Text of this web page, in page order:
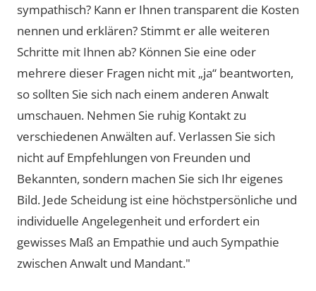
sympathisch? Kann er Ihnen transparent die Kosten
nennen und erklären? Stimmt er alle weiteren
Schritte mit Ihnen ab? Können Sie eine oder
mehrere dieser Fragen nicht mit „ja“ beantworten,
so sollten Sie sich nach einem anderen Anwalt
umschauen. Nehmen Sie ruhig Kontakt zu
verschiedenen Anwälten auf. Verlassen Sie sich
nicht auf Empfehlungen von Freunden und
Bekannten, sondern machen Sie sich Ihr eigenes
Bild. Jede Scheidung ist eine höchstpersönliche und
individuelle Angelegenheit und erfordert ein
gewisses Maß an Empathie und auch Sympathie
zwischen Anwalt und Mandant."